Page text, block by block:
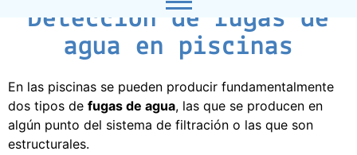
Detección de fugas de
agua en piscinas
En las piscinas se pueden producir fundamentalmente
dos tipos de fugas de agua, las que se producen en
algún punto del sistema de filtración o las que son
estructurales.